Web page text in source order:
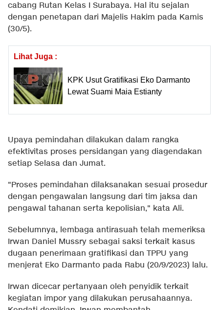
cabang Rutan Kelas I Surabaya. Hal itu sejalan
dengan penetapan dari Majelis Hakim pada Kamis
(30/5).
Lihat Juga :
KPK Usut Gratifikasi Eko Darmanto
Lewat Suami Maia Estianty
Upaya pemindahan dilakukan dalam rangka
efektivitas proses persidangan yang diagendakan
setiap Selasa dan Jumat.
"Proses pemindahan dilaksanakan sesuai prosedur
dengan pengawalan langsung dari tim jaksa dan
pengawal tahanan serta kepolisian," kata Ali.
Sebelumnya, lembaga antirasuah telah memeriksa
Irwan Daniel Mussry sebagai saksi terkait kasus
dugaan penerimaan gratifikasi dan TPPU yang
menjerat Eko Darmanto pada Rabu (20/9/2023) lalu.
Irwan dicecar pertanyaan oleh penyidik terkait
kegiatan impor yang dilakukan perusahaannya.